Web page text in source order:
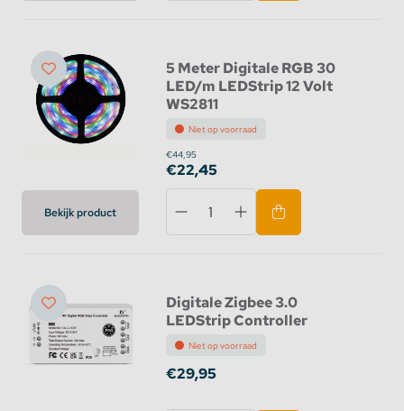
Bekijk product
5 Meter Digitale RGB 30
LED/m LEDStrip 12 Volt
WS2811
Niet op voorraad
€44,95
€22,45
Digitale Zigbee 3.0
LEDStrip Controller
Niet op voorraad
€29,95